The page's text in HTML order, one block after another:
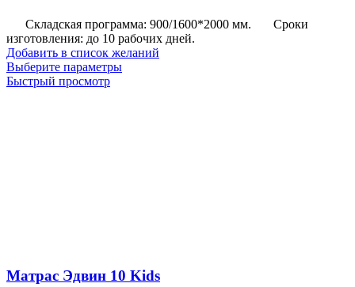
Складская программа: 900/1600*2000 мм.
Сроки
изготовления: до 10 рабочих дней.
Добавить в список желаний
Выберите параметрыЭтот
Быстрый просмотр
Матрас Эдвин 10 Kids